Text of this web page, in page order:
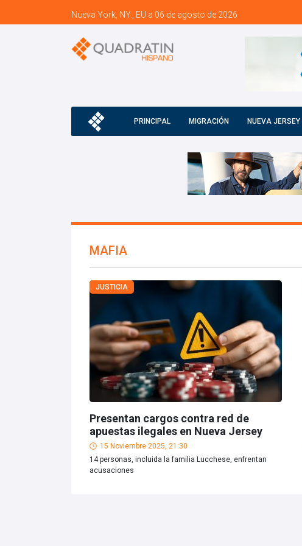
Nueva York, NY., EU a 06 de agosto de 2026
PRINCIPAL MIGRACIÓN NUEVA JERSEY
MAFIA
JUSTICIA
Presentan cargos contra red de
apuestas ilegales en Nueva Jersey
15 Noviembre 2025, 21:30
14 personas, incluida la familia Lucchese, enfrentan
acusaciones